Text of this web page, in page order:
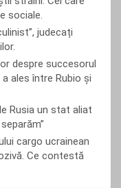
sociale.
judecați
despre succesorul
ales între Rubio și
Rusia un stat aliat
cargo ucrainean
Ce contestă